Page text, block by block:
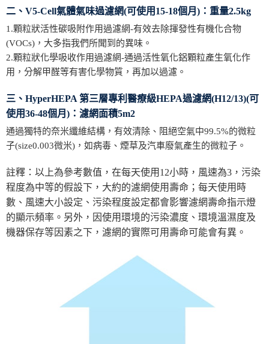
二、V5-Cell氣體氣味過濾網(可使用15-18個月)：重量2.5kg
1.顆粒狀活性碳吸附作用過濾網-有效去除揮發性有機化合物
(VOCs)，大多指我們所聞到的異味。
2.顆粒狀化學吸收作用過濾網-通過活性氧化鋁顆粒產生氧化作
用，分解甲醛等有害化學物質，再加以過濾。
三、HyperHEPA 第三層專利醫療級HEPA過濾網(H12/13)(可
使用36-48個月)：濾網面積5m2
通過獨特的奈米纖維結構，有效清除、阻絕空氣中99.5%的微粒
子(size0.003微米)，如病毒、煙草及汽車廢氣產生的微粒子。
註釋：以上為參考數值，在每天使用12小時，風速為3，污染
程度為中等的假設下，大約的濾網使用壽命；每天使用時
數、風速大小設定、污染程度設定都會影響濾網壽命指示燈
的顯示頻率。另外，因使用環境的污染濃度、環境溫濕度及
機器保存等因素之下，濾網的實際可用壽命可能會有異。